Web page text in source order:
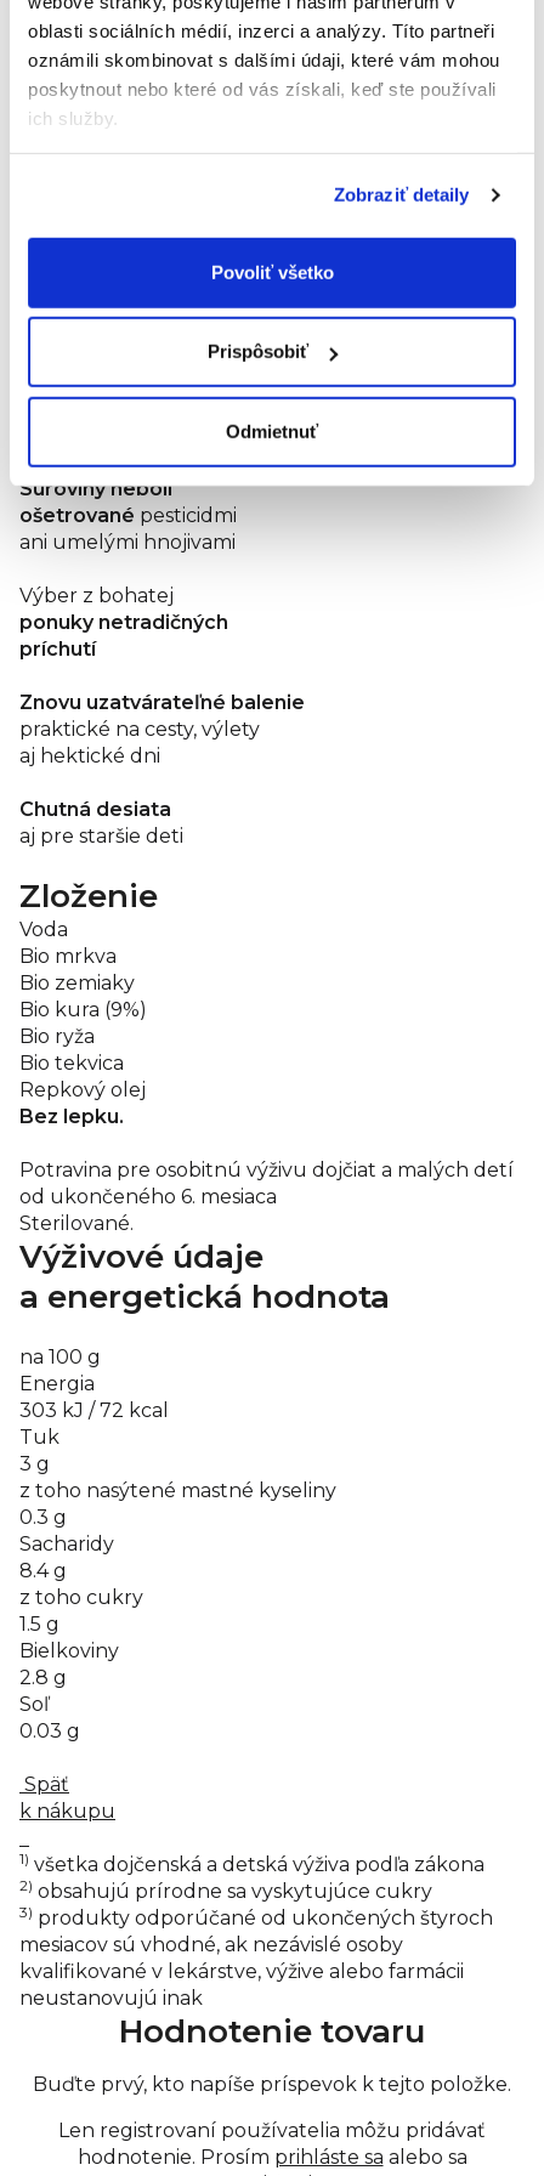
oblasti sociálních médií, inzerci a analýzy. Títo partneři
oznámili skombinovat s dalšími údaji, které vám mohou
poskytnout nebo které od vás získali, keď ste používali
ich služby.
Zobraziť detaily
Povoliť všetko
Prispôsobiť
Odmietnuť
Suroviny
na dosah ruky
Väčšina ingrediencií je získavaná od lokálnych
kontrolu nad kvalitou a čerstvosťou výrobkov
zo surovín v 100%
Výrobné procesy sú
Suroviny neboli
ošetrované pesticidmi
ani umelými hnojivami
Výber z bohatej
ponuky netradičných
príchutí
Znovu uzatvárateľné balenie
praktické na cesty, výlety
aj hektické dni
Chutná desiata
aj pre staršie deti
Zloženie
Voda
Bio mrkva
Bio zemiaky
Bio kura (9%)
Bio ryža
Bio tekvica
Repkový olej
Bez lepku.
Potravina pre osobitnú výživu dojčiat a malých detí
od ukončeného 6. mesiaca
Sterilované.
Výživové údaje
a energetická hodnota
na 100 g
Energia
303 kJ / 72 kcal
Tuk
3 g
z toho nasýtené mastné kyseliny
0.3 g
Sacharidy
8.4 g
z toho cukry
1.5 g
Bielkoviny
2.8 g
Soľ
0.03 g
Späť
k nákupu
1) všetka dojčenská a detská výživa podľa zákona
2) obsahujú prírodne sa vyskytujúce cukry
3) produkty odporúčané od ukončených štyroch
mesiacov sú vhodné, ak nezávislé osoby
kvalifikované v lekárstve, výžive alebo farmácii
neustanovujú inak
Hodnotenie tovaru
Buďte prvý, kto napíše príspevok k tejto položke.
Len registrovaní používatelia môžu pridávať
hodnotenie. Prosím prihláste sa alebo sa